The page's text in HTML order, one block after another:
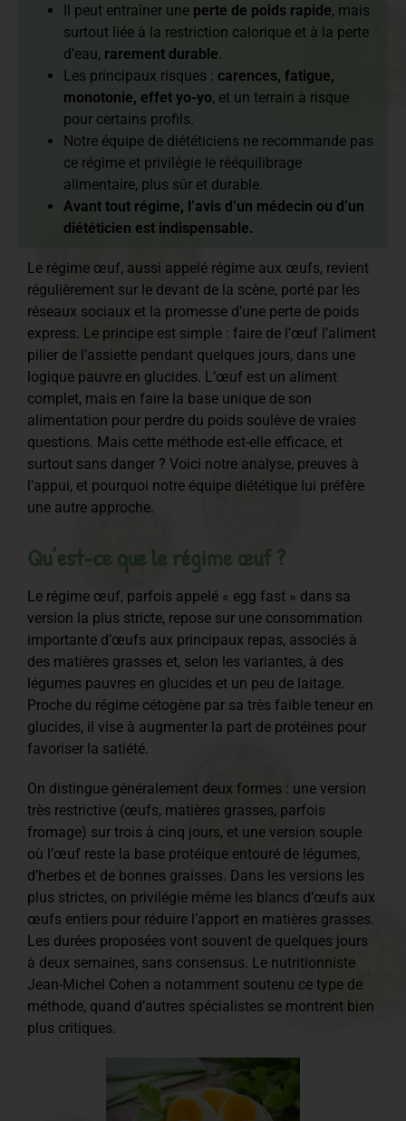
Il peut entraîner une perte de poids rapide, mais
surtout liée à la restriction calorique et à la perte
d’eau, rarement durable
Les principaux risques : carences, fatigue,
monotonie, effet yo-yo, et un terrain à risque
pour certains profils.
Notre équipe de diététiciens ne recommande pas
ce régime et privilégie le rééquilibrage
alimentaire, plus sûr et durable.
Avant tout régime, l’avis d’un médecin ou d’un
diététicien est indispensable.
Le régime œuf, aussi appelé régime aux œufs, revient
régulièrement sur le devant de la scène, porté par les
réseaux sociaux et la promesse d’une perte de poids
express. Le principe est simple : faire de l’œuf l’aliment
pilier de l’assiette pendant quelques jours, dans une
logique pauvre en glucides. L’œuf est un aliment
complet, mais en faire la base unique de son
alimentation pour perdre du poids soulève de vraies
questions. Mais cette méthode est-elle efficace, et
surtout sans danger ? Voici notre analyse, preuves à
l’appui, et pourquoi notre équipe diététique lui préfère
une autre approche.
Qu’est-ce que le régime œuf ?
Le régime œuf, parfois appelé « egg fast » dans sa
version la plus stricte, repose sur une consommation
importante d’œufs aux principaux repas, associés à
des matières grasses et, selon les variantes, à des
légumes pauvres en glucides et un peu de laitage.
Proche du régime cétogène par sa très faible teneur en
glucides, il vise à augmenter la part de protéines pour
favoriser la satiété.
On distingue généralement deux formes : une version
très restrictive (œufs, matières grasses, parfois
fromage) sur trois à cinq jours, et une version souple
où l’œuf reste la base protéique entouré de légumes,
d’herbes et de bonnes graisses. Dans les versions les
plus strictes, on privilégie même les blancs d’œufs aux
œufs entiers pour réduire l’apport en matières grasses.
Les durées proposées vont souvent de quelques jours
à deux semaines, sans consensus. Le nutritionniste
Jean-Michel Cohen a notamment soutenu ce type de
méthode, quand d’autres spécialistes se montrent bien
plus critiques.